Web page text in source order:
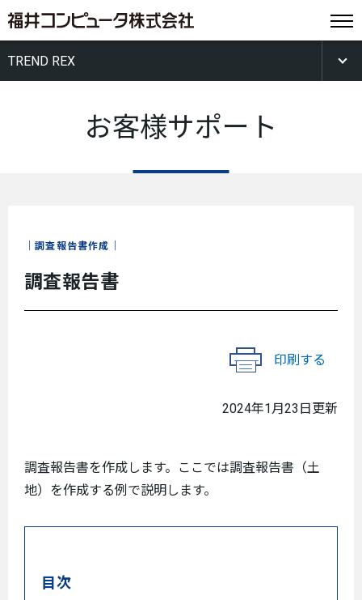
TREND REX
お客様サポート
調査報告書作成
調査報告書
印刷する
2024年1月23日更新
調査報告書を作成します。ここでは調査報告書（土
地）を作成する例で説明します。
目次